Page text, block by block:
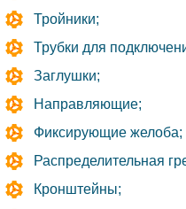
Тройники;
Трубки для
Заглушки;
Направляющие;
Фиксирующие желоба;
Распределительная
Кронштейны;